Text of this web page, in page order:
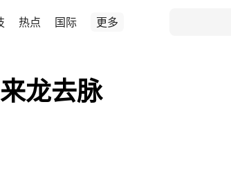
热点 国际 更多
龙去脉